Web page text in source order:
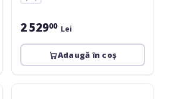
2 52900 Lei
Adaugă în coș
Latin